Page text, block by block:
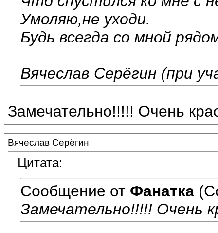
Умоляю,не уходи.
Будь всегда со мной
Вячеслав Серёгин (при
Замечательно!!!!! Очень
Вячеслав Серёгин
Цитата:
Сообщение от Фанатка
Замечательно!!!!! Очень